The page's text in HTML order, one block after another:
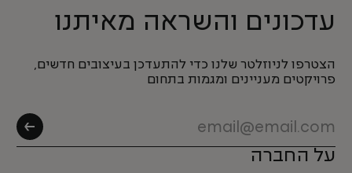
עדכונים והשראה מאיתנו
הצטרפו לניוזלטר שלנו כדי להתעדכן בעיצובים חדשים,
פרויקטים מעניינים ומגמות בתחום
על החברה